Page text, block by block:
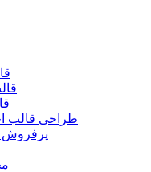
طراحی قالب
پرفروش